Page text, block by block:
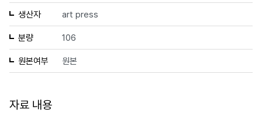
생산자 art press
분량 106
원본여부 원본
자료 내용